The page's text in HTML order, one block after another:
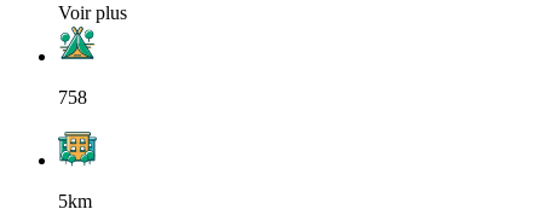
Voir plus
758
5km